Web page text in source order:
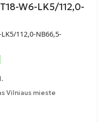
W6-LK5/112,0-
112,0-NB66,5-
Vilniaus mieste